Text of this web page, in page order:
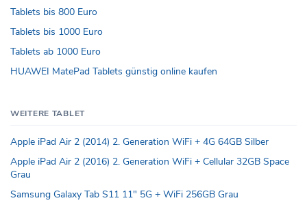
Tablets bis 800 Euro
Tablets bis 1000 Euro
Tablets ab 1000 Euro
HUAWEI MatePad Tablets günstig online kaufen
WEITERE TABLET
Apple iPad Air 2 (2014) 2. Generation WiFi + 4G 64GB Silber
Apple iPad Air 2 (2016) 2. Generation WiFi + Cellular 32GB Space
Grau
Samsung Galaxy Tab S11 11" 5G + WiFi 256GB Grau